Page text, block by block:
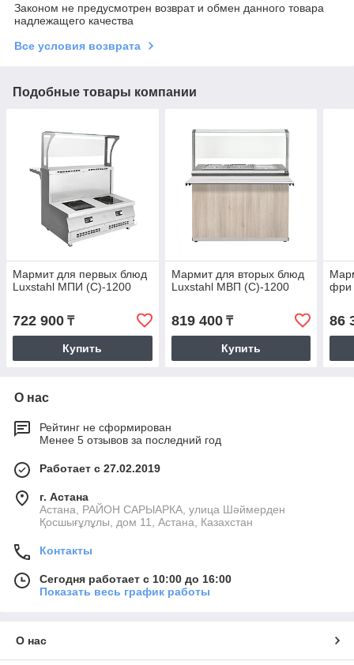
Законом не предусмотрен возврат и обмен данного товара
надлежащего качества
Все условия возврата
Подобные товары компании
Мармит для первых блюд
Luxstahl МПИ (С)-1200
722 900 ₸
Купить
Мармит для вторых блюд
Luxstahl МВП (С)-1200
819 400₸
Купить
фри
86
О нас
Рейтинг не сформирован
Менее 5 отзывов за последний год
Работает с 27.02.2019
г. Астана
Астана, РАЙОН САРЫАРКА, улица Шәймерден
Қосшығұлұлы, дом 11, Астана, Казахстан
Контакты
Сегодня работает с 10:00 до 16:00
Показать весь график работы
О нас